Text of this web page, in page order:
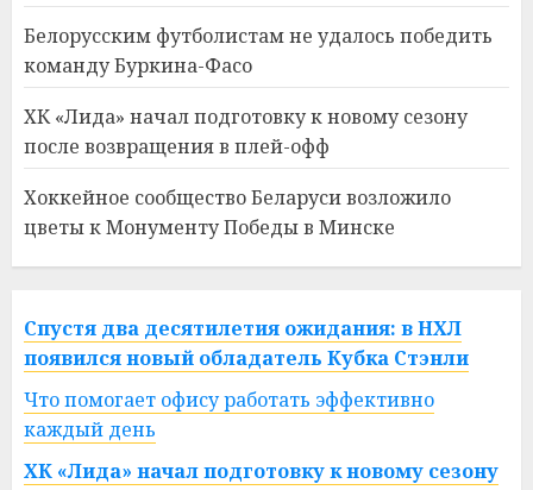
Белорусским футболистам не удалось победить
команду Буркина-Фасо
ХК «Лида» начал подготовку к новому сезону
после возвращения в плей-офф
Хоккейное сообщество Беларуси возложило
цветы к Монументу Победы в Минске
Спустя два десятилетия ожидания: в НХЛ
появился новый обладатель Кубка Стэнли
Что помогает офису работать эффективно
каждый день
ХК «Лида» начал подготовку к новому сезону